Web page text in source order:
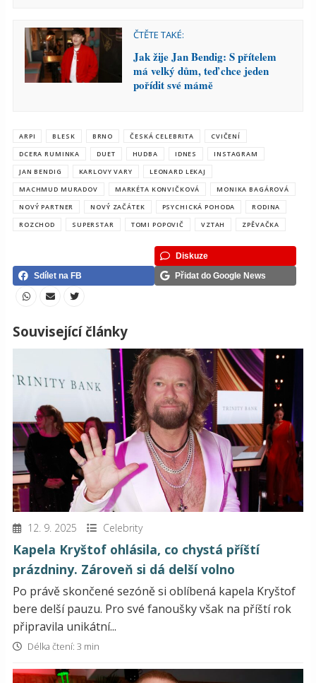
ČTĚTE TAKÉ:
Jak žije Jan Bendig: S přítelem
má velký dům, teď chce jeden
pořídit své mámě
ARPI BLESK BRNO ČESKÁ CELEBRITA
CVIČENÍ
DCERA RUMINKA
DUET HUDBA IDNES
INSTAGRAM
JAN BENDIG
KARLOVY VARY
LEONARD LEKAJ
MACHMUD MURADOV
MARKÉTA KONVIČKOVÁ
MONIKA BAGÁROVÁ
NOVÝ PARTNER
NOVÝ ZAČÁTEK PSYCHICKÁ POHODA
RODINA
ROZCHOD
SUPERSTAR TOMI POPOVIČ VZTAH ZPĚVAČKA
Diskuze
Sdílet na FB
Přidat do Google News
Související články
12. 9. 2025 Celebrity
Kapela Kryštof ohlásila, co chystá příští
prázdniny. Zároveň si dá delší volno
Po právě skončené sezóně si oblíbená kapela Kryštof
bere delší pauzu. Pro své fanoušky však na příští rok
připravila unikátní...
Délka čtení: 3 min